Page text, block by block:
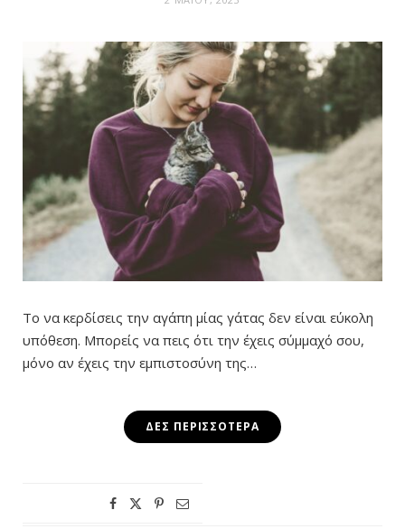
Το να κερδίσεις την αγάπη μίας γάτας δεν είναι εύκολη
υπόθεση. Μπορείς να πεις ότι την έχεις σύμμαχό σου,
μόνο αν έχεις την εμπιστοσύνη της…
ΔΕΣ ΠΕΡΙΣΣΌΤΕΡΑ